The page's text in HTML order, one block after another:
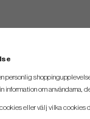
personlig
information om användarna,
eller välj vilka cookies